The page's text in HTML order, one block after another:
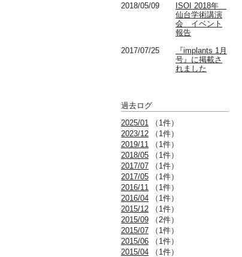
2018/05/09
ISOI 2018年
仙台学術講演
会 イベント
報告
2017/07/25
『implants 1月
号』に掲載さ
れました
過去ログ
2025/01
（1件）
2023/12 （1件）
2019/11
（1件）
2018/05 （1件）
2017/07 （1件）
2017/05 （1件）
2016/11
（1件）
2016/04 （1件）
2015/12 （1件）
2015/09 （2件）
2015/07 （1件）
2015/06 （1件）
2015/04 （1件）